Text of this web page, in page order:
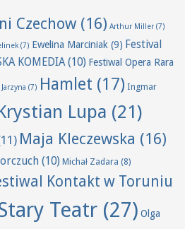
Czechow (16) Arthur Miller (7)
(7) Ewelina Marciniak (9) Festival
KOMEDIA(10) Festiwal Opera Rara
(7) Hamlet (17) Ingmar
Lupa (21)
Maja Kleczewska (16)
(10) Michał Zadara (8)
Kontakt w Toruniu
Teatr (27) Olga